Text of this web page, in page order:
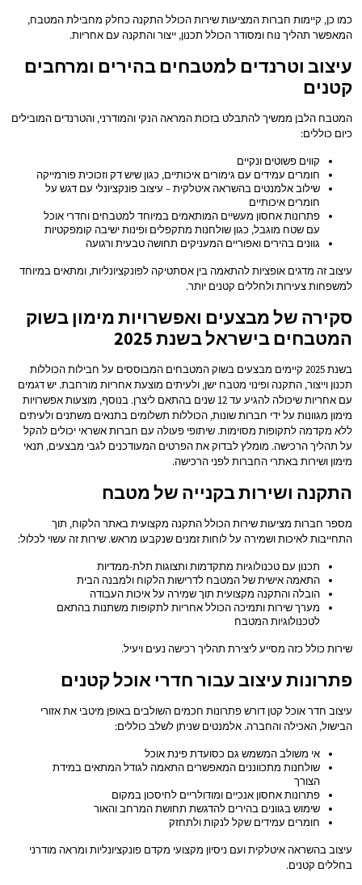
כמו כן, קיימות חברות המציעות שירות הכולל התקנה כחלק מחבילת המטבח,
המאפשר תהליך נוח ומסודר הכולל תכנון, ייצור והתקנה עם אחריות.
עיצוב וטרנדים למטבחים בהירים ומרחבים
קטנים
המטבח הלבן ממשיך להתבלט בזכות המראה הנקי והמודרני, והטרנדים המובילים
כיום כוללים:
קווים פשוטים ונקיים
חומרים עמידים עם גימורים איכותיים, כגון שיש דק וזכוכית פורמייקה
שילוב אלמנטים בהשראה איטלקית – עיצוב פונקציונלי עם דגש על
חומרים איכותיים
פתרונות אחסון מעשיים המותאמים במיוחד למטבחים וחדרי אוכל
עם שטח מוגבל, כגון שולחנות מתקפלים ופינות ישיבה קומפקטיות
גוונים בהירים ואפוריים המעניקים תחושה טבעית ורגועה
עיצוב זה מדגים אופציות להתאמה בין אסתטיקה לפונקציונליות, ומתאים במיוחד
למשפחות צעירות ולחללים קטנים יותר.
סקירה של מבצעים ואפשרויות מימון בשוק
המטבחים בישראל בשנת 2025
בשנת 2025 קיימים מבצעים בשוק המטבחים המבוססים על חבילות הכוללות
תכנון וייצור, התקנה ופינוי מטבח ישן, ולעיתים מוצעת אחריות מורחבת. יש דגמים
עם אחריות שיכולה להגיע עד 12 שנים בהתאם ליצרן. בנוסף, מוצעות אפשרויות
מימון מגוונות על ידי חברות שונות, הכוללות תשלומים בתנאים משתנים ולעיתים
ללא מקדמה לתקופות מסוימות. שיתופי פעולה עם חברות אשראי יכולים להקל
על תהליך הרכישה. מומלץ לבדוק את הפרטים המעודכנים לגבי מבצעים, תנאי
מימון ושירות באתרי החברות לפני הרכישה.
התקנה ושירות בקנייה של מטבח
מספר חברות מציעות שירות הכולל התקנה מקצועית באתר הלקוח, תוך
התחייבות לאיכות ושמירה על לוחות זמנים שנקבעו מראש. שירות זה עשוי לכלול:
תכנון עם טכנולוגיות מתקדמות ותצוגות תלת-ממדיות
התאמה אישית של המטבח לדרישות הלקוח ולמבנה הבית
הובלה והתקנה מקצועית תוך שמירה על איכות העבודה
מערך שירות ותמיכה הכולל אחריות לתקופות משתנות בהתאם
לטכנולוגיות המטבח
שירות כולל כזה מסייע ליצירת תהליך רכישה נעים ויעיל.
פתרונות עיצוב עבור חדרי אוכל קטנים
עיצוב חדר אוכל קטן דורש פתרונות חכמים השולבים באופן מיטבי את אזורי
הבישול, האכילה והחברה. אלמנטים שניתן לשלב כוללים:
אי משולב המשמש גם כסועדת פינת אוכל
שולחנות מתכווננים המאפשרים התאמה לגודל המתאים במידת
הצורך
פתרונות אחסון אנכיים ומודולריים לחיסכון במקום
שימוש בגוונים בהירים להדגשת תחושת המרחב והאור
חומרים עמידים שקל לנקות ולתחזק
עיצוב בהשראה איטלקית ועם ניסיון מקצועי מקדם פונקציונליות ומראה מודרני
בחללים קטנים.